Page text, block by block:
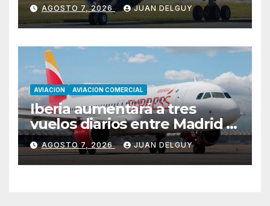
AGOSTO 7, 2026 JUAN DELGUY
AVIACION AVIACION COMERCIAL
Iberia aumentará a tres
vuelos diarios entre Madrid y
Menorca durante el invierno
AGOSTO 7, 2026 JUAN DELGUY